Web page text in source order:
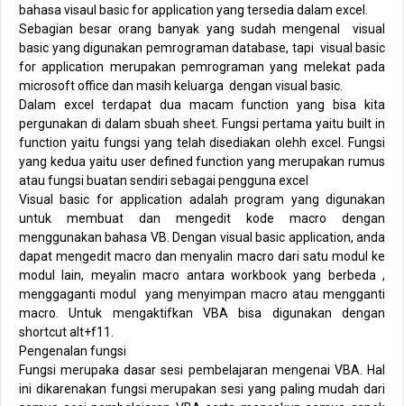
bahasa visaul basic for application yang tersedia dalam excel.
Sebagian besar orang banyak yang sudah mengenal
visual
basic yang digunakan pemrograman database, tapi visual basic
for application merupakan pemrograman yang melekat pada
microsoft office dan masih keluarga dengan visual basic.
Dalam excel terdapat dua macam function yang bisa kita
pergunakan di dalam sbuah sheet. Fungsi pertama yaitu built in
function yaitu fungsi yang telah disediakan olehh excel. Fungsi
yang kedua yaitu user defined function yang merupakan rumus
atau fungsi buatan sendiri sebagai pengguna excel
Visual basic for application adalah program yang digunakan
untuk membuat dan mengedit kode macro dengan
menggunakan bahasa VB. Dengan visual basic application, anda
dapat mengedit macro dan menyalin macro dari satu modul ke
modul lain, meyalin macro antara workbook yang berbeda ,
menggaganti modul
yang menyimpan macro atau mengganti
macro. Untuk mengaktifkan VBA bisa digunakan dengan
shortcut alt+f11.
Pengenalan fungsi
Fungsi merupaka dasar sesi pembelajaran mengenai VBA. Hal
ini dikarenakan fungsi merupakan sesi yang paling mudah dari